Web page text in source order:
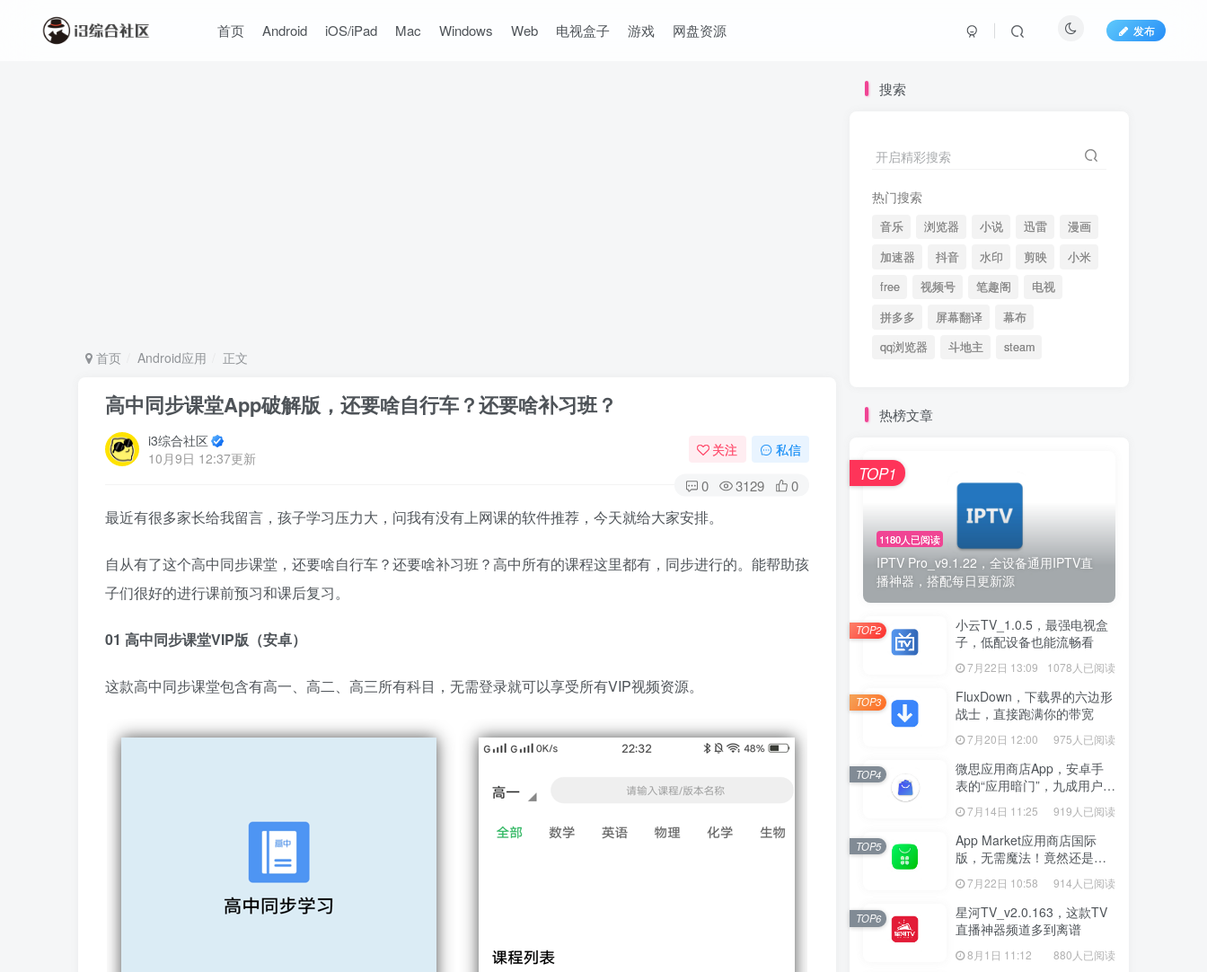
首页 Android iOS/iPad Mac Windows Web 电视盒子 游戏 网盘资源 发布
首页 Android应用 正文
高中同步课堂App破解版，还要啥自行车？还要啥补习班？
i3综合社区
10月9日 12:37更新
关注 私信
0 3129 0
最近有很多家长给我留言，孩子学习压力大，问我有没有上网课的软件推荐，今天就给大家安排。
自从有了这个高中同步课堂，还要啥自行车？还要啥补习班？高中所有的课程这里都有，同步进行的。能帮助孩
子们很好的进行课前预习和课后复习。
01 高中同步课堂VIP版（安卓）
这款高中同步课堂包含有高一、高二、高三所有科目，无需登录就可以享受所有VIP视频资源。
搜索
开启精彩搜索
热门搜索
音乐 浏览器 小说 迅雷
漫画
加速器
抖音 水印 剪映
小米
free
视频号 笔趣阁
电视
拼多多
屏幕翻译
幕布
qq浏览器
斗地主 steam
热榜文章
1180人已阅读
IPTV Pro_v9.1.22，全设备通用IPTV直
播神器，搭配每日更新源
TOP1
小云TV_1.0.5，最强电视盒
子，低配设备也能流畅看
7月22日 13:09 1078人已阅读
TOP2
FluxDown，下载界的六边形
战士，直接跑满你的带宽
7月20日 12:00 975人已阅读
TOP3
微思应用商店App，安卓手
表的“应用暗门”，九成用户还
没发现
7月14日 11:25 919人已阅读
TOP4
App Market应用商店国际
版，无需魔法！竟然还是大
厂出品？
7月22日 10:58 914人已阅读
TOP5
星河TV_v2.0.163，这款TV
直播神器频道多到离谱
8月1日 11:12 880人已阅读
TOP6